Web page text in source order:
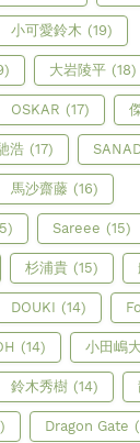
小可愛鈴木 (19)
大岩陵平 (18)
OSKAR (17)
浩 (17)
馬沙齋藤 (16)
Sareee (15)
杉浦貴 (15)
DOUKI (14)
(14) 小田嶋
鈴木秀樹 (14)
Dragon Gate